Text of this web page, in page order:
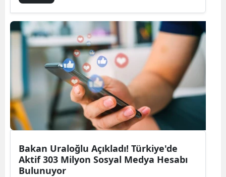
Bakan Uraloğlu Açıkladı! Türkiye'de
Aktif 303 Milyon Sosyal Medya Hesabı
Bulunuyor